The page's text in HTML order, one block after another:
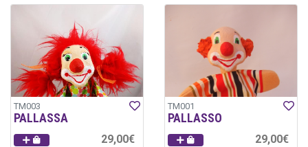
TM003
PALLASSA
29,00€
TM001
PALLASSO
29,00€